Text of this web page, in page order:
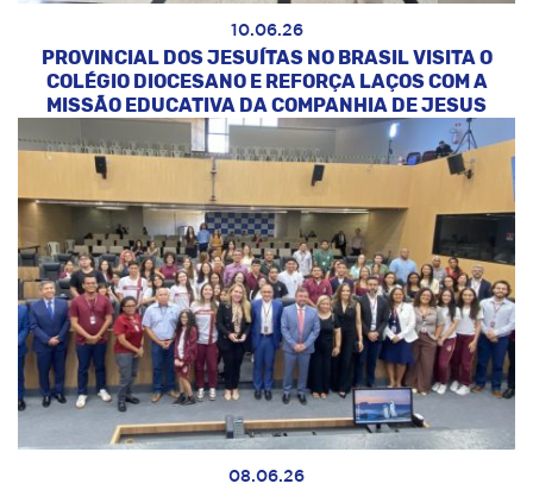
10.06.26
PROVINCIAL DOS JESUÍTAS NO BRASIL VISITA O
COLÉGIO DIOCESANO E REFORÇA LAÇOS COM A
MISSÃO EDUCATIVA DA COMPANHIA DE JESUS
08.06.26